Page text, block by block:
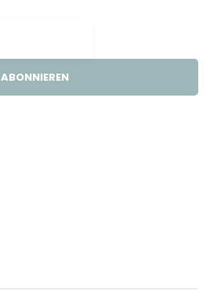
ABONNIEREN